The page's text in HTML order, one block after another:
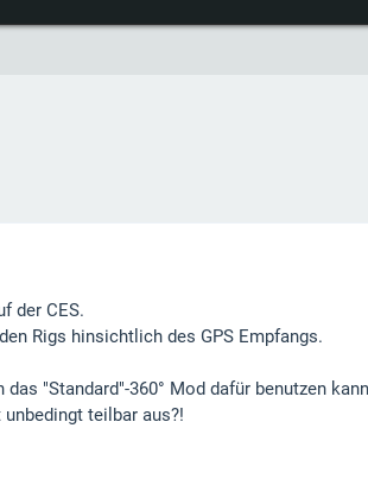
der CES.
Rigs hinsichtlich des GPS Empfangs.
"Standard"-360° Mod dafür benutzen
teilbar aus?!